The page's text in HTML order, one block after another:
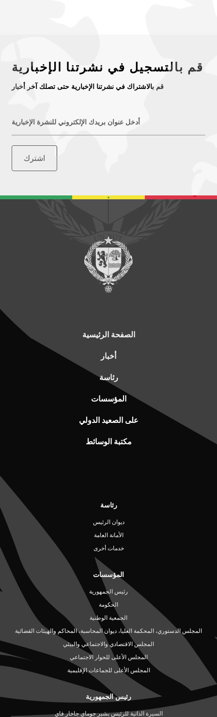
قم بالتسجيل في نشرتنا الإخبارية
قم بالاشتراك في نشرتنا الإخبارية حتى تصلك آخر أخبار
أدخل عنوان بريدك الإلكتروني للنشرة الإخبارية
اشترك
الصفحة الرئيسية
أخبار
رئاسة
المؤسسات
على الصعيد الدولي
مكتبة الوسائط
رئاسة
ديوان الرئيس
الأمانة العامة
خدمات أخرى
المؤسسات
رئيس الجمهورية
الحكومة
الجمعية الوطنية
المجلس الدستوري، المحكمة العليا، ديوان المحاسبة، المحاكم والهيئات القضائية
المجلس الاقتصادي والاجتماعي والبيئي
المجلس الأعلى للحوار الاجتماعي
المجلس الأعلى للجماعات الإقليمية
رئيس الجمهورية
السيرة الذاتية للرئيس بشير جوماي جاخار فاي